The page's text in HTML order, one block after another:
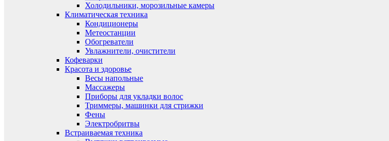
Холодильники, морозильные камеры
Климатическая техника
Кондиционеры
Метеостанции
Обогреватели
Увлажнители, очистители
Кофеварки
Красота и здоровье
Весы напольные
Массажеры
Приборы для укладки волос
Триммеры, машинки для стрижки
Фены
Электробритвы
Встраиваемая техника